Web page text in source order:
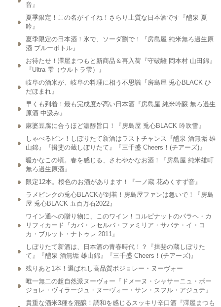
音』
夏季限定！この名がイイね！さらり上質な日本酒です『醴泉 夏
吟』
夏季限定の日本酒！氷で、ソーダ割で！『房島屋 純米無ろ過生原
酒 ブルーボトル』
お待たせ！澤屋まつもと新商品＆再入荷『守破離 岡本村 山田錦』
『Ultra 雫（ウルトラ雫）』
岐阜の酒米が、岐阜の料理に相う不思議『房島屋 兎心BLACK ひ
だほまれ』
早くも到着！最も完成度が高い日本酒『房島屋 純米吟醸 無ろ過生
原酒 中汲み』
麻婆豆腐に合うほど濃醇旨口！『房島屋 兎心BLACK 吟吹雪』
しゃべるビン！しぼりたて新酒はラストチャンス『醴泉 酒無垢 雄
山錦』『揖斐の蔵しぼりたて』『三千盛 Cheers！(チアーズ)』
暖かなこの頃。春を感じる、さわやかなお酒！『房島屋 純米雄町
無ろ過生原酒』
限定12本。桜色のお酒があります！『一ノ蔵 花めくすず音』
ラメピンクの兎心BLACKが到着！房島屋ファンは急いで！『房島
屋 兎心BLACK 五百万石2022』
ワイン通への贈り物に、このワイン！コルピナットのパラヘ・カ
リフィカード『カバ・レセルバ・ファミリア・サバテ・イ・コ
カ・ブルット・ナトゥレ 2011』
しぼりたて新酒は、日本酒の青春時代！？『揖斐の蔵しぼりた
て』『醴泉 酒無垢 雄山錦』『三千盛 Cheers！(チアーズ)』
残りあと1本！選ばれし高品質ボジョレー・ヌーヴォー
唯一無二の超自然派ヌーヴォー『ドメーヌ・シャサーニュ・ボー
ジョレ・ヴィラージュ・ヌーヴォー・サン・スフル・アジュテ』
貴重な酒米3種を混醸！調和を感じるスッキリ辛口酒『澤屋まつも